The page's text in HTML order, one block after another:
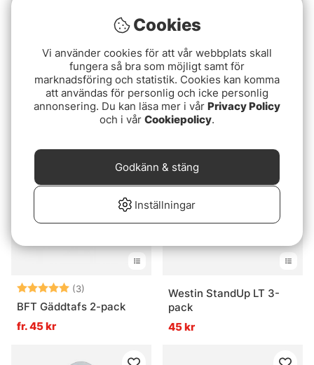
(7)4.3 utav 5 stjärnor
Söder Tackle Shallow
Screw (10-pack)
Betyg: (14)4.6 utav 5
Söder Tackle Skinny
Drop Shot Stick
35 kr
Betyg: (3)
5.0 utav 5 stjärnor
BFT Gäddtafs 2-pack
fr. 45 kr
Westin StandUp LT 3-
pack
45 kr
Cookies
Vi använder cookies för att vår webbplats skall
fungera så bra som möjligt samt för
marknadsföring och statistik. Cookies kan komma
att användas för personlig och icke personlig
annonsering. Du kan läsa mer i vår Privacy Policy
och i vår Cookiepolicy.
Inställningar
Godkänn & stäng